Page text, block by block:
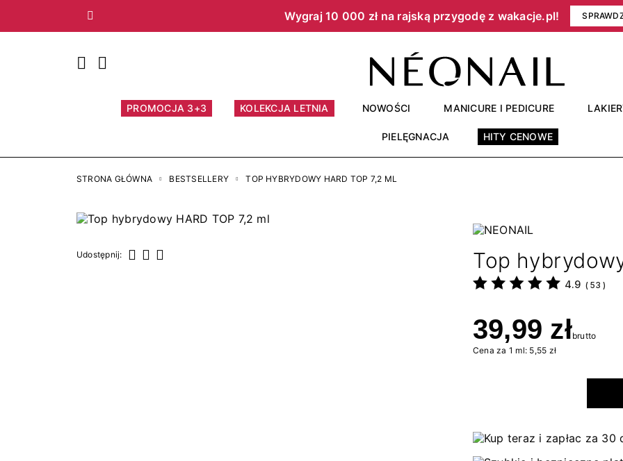
Wygraj 10 000 zł na rajską przygodę z wakacje.pl!​
Poprzedni
PROMOCJA 3+3 KOLEKCJA LETNIA NOWOŚCI MANICURE I PEDICURE
PIELĘGNACJA HITY CENOWE
STRONA GŁÓWNA BESTSELLERY TOP HYBRYDOWY HARD TOP 7,2 ML
Udostępnij: Top
4.9 ( 53 )
39,99 złbrutto
Cena za 1 ml: 5,55 zł